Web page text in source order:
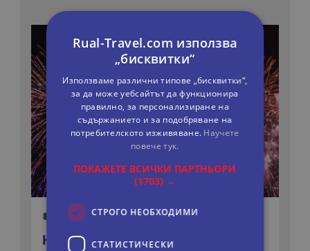
НОВА ГОДИНА - ВАРШАВА
Rual-Travel.com използва
„бисквитки“
Използваме различни типове „бисквитки“,
за да може уебсайтът да функционира
правилно, за персонализиране на
съдържанието и за подобряване на
потребителското изживяване. Научете
повече тук.
ПОКАЖЕТЕ ВСИЧКИ ПАРТНЬОРИ
(1703) →
СТРОГО НЕОБХОДИМИ
СТАТИСТИЧЕСКИ